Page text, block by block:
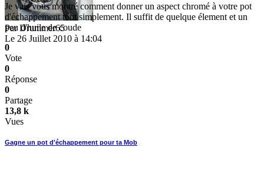
ParDrummer65
Le 26 Juillet 2010 à 14:04
Je vais vous montré comment donner un aspect chromé à votre pot
d'échappement tout simplement. Il suffit de quelque élement et un
peu d'huile de coude
0
Vote
0
Réponse
0
Partage
13,8 k
Vues
Gagne un pot d'échappement pour ta Mob